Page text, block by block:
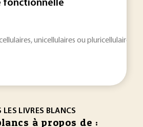
fonctionnelle
unicellulaires ou
LES LIVRES BLANCS
à propos de :